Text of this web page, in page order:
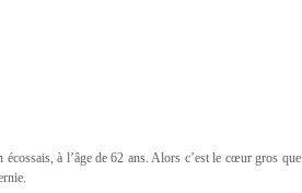
à l’âge de 62 ans. Alors c’est le cœur gros que